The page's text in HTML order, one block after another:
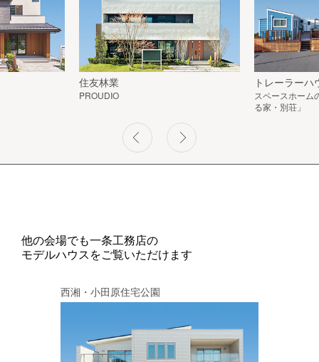
住友林業
PROUDIO
トレーラー
スペースホーム
る家・別荘」
他の会場でも一条工務店の
モデルハウスをご覧いただけます
西湘・小田原住宅公園